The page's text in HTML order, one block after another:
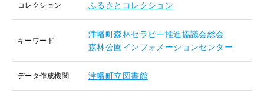
コレクション ふるさとコレクション
キーワード
津幡町森林セラピー推進協議会総会
森林公園インフォメーションセンター
データ作成機関 津幡町立図書館